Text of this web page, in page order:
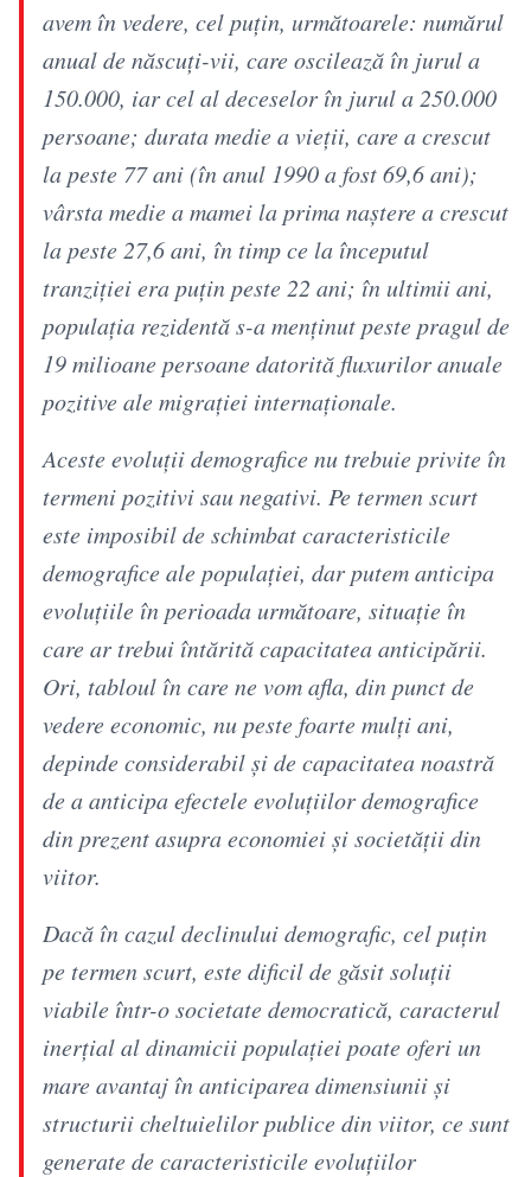
avem în vedere, cel puţin, următoarele: numărul
anual de născuţi-vii, care oscilează în jurul a
150.000, iar cel al deceselor în jurul a 250.000
persoane; durata medie a vieţii, care a crescut
la peste 77 ani (în anul 1990 a fost 69,6 ani);
vârsta medie a mamei la prima naştere a crescut
la peste 27,6 ani, în timp ce la începutul
tranziţiei era puţin peste 22 ani; în ultimii ani,
populaţia rezidentă s-a menţinut peste pragul de
19 milioane persoane datorită fluxurilor anuale
pozitive ale migraţiei internaţionale.
Aceste evoluţii demografice nu trebuie privite în
termeni pozitivi sau negativi. Pe termen scurt
este imposibil de schimbat caracteristicile
demografice ale populaţiei, dar putem anticipa
evoluţiile în perioada următoare, situaţie în
care ar trebui întărită capacitatea anticipării.
Ori, tabloul în care ne vom afla, din punct de
vedere economic, nu peste foarte mulţi ani,
depinde considerabil şi de capacitatea noastră
de a anticipa efectele evoluţiilor demografice
din prezent asupra economiei şi societăţii din
viitor.
Dacă în cazul declinului demografic, cel puţin
pe termen scurt, este dificil de găsit soluţii
viabile într-o societate democratică, caracterul
inerţial al dinamicii populaţiei poate oferi un
mare avantaj în anticiparea dimensiunii şi
structurii cheltuielilor publice din viitor, ce sunt
generate de caracteristicile evoluţiilor